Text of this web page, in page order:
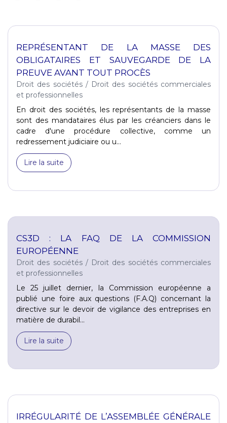
REPRÉSENTANT DE LA MASSE DES
OBLIGATAIRES ET SAUVEGARDE DE LA
PREUVE AVANT TOUT PROCÈS
Droit des sociétés/ Droit des sociétés commerciales
et professionnelles
En droit des sociétés, les représentants de la masse
sont des mandataires élus par les créanciers dans le
cadre d'une procédure collective, comme un
redressement judiciaire ou u...
Lire la suite
CS3D : LA FAQ DE LA COMMISSION
EUROPÉENNE
Droit des sociétés/ Droit des sociétés commerciales
et professionnelles
Le 25 juillet dernier, la Commission européenne a
publié une foire aux questions (F.A.Q) concernant la
directive sur le devoir de vigilance des entreprises en
matière de durabil...
Lire la suite
IRRÉGULARITÉ DE L’ASSEMBLÉE GÉNÉRALE